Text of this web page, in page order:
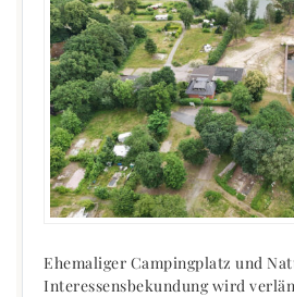
Ehemaliger Campingplatz und
Interessensbekundung wird